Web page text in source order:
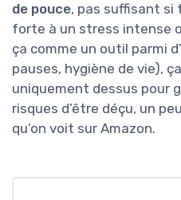
de pouce, pas suffisant si
forte à un stress intense
ça comme un outil parmi
pauses, hygiène de vie),
uniquement dessus pour
risques d’être déçu, un
qu’on voit sur Amazon.